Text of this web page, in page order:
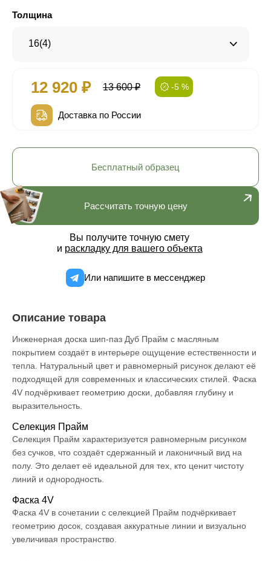
Толщина
16(4)
12 920 ₽ 13 600 ₽ -5 %
Доставка по России
Рассчитать точную цену
Вы получите точную смету
и раскладку для вашего объекта
Или напишите в мессенджер
Бесплатный образец
Описание товара
Инженерная доска шип-паз Дуб Прайм с масляным
покрытием создаёт в интерьере ощущение естественности и
тепла. Натуральный цвет и равномерный рисунок делают её
подходящей для современных и классических стилей. Фаска
4V подчёркивает геометрию доски, добавляя глубину и
выразительность.
Селекция Прайм
Селекция Прайм характеризуется равномерным рисунком
без сучков, что создаёт сдержанный и лаконичный вид на
полу. Это делает её идеальной для тех, кто ценит чистоту
линий и однородность.
Фаска 4V
Фаска 4V в сочетании с селекцией Прайм подчёркивает
геометрию досок, создавая аккуратные линии и визуально
увеличивая пространство.